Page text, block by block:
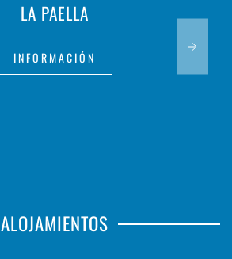
ESPAI INTEGRAL
ALOJAMIENTOS